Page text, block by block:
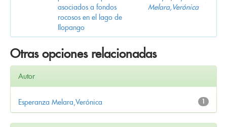
asociados a fondos
rocosos en el lago de
Ilopango
Melara,Verónica
Otras opciones relacionadas
Autor
1
Esperanza Melara,Verónica